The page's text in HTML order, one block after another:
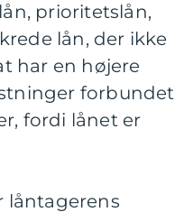
prioritetslån,
lån, der ikke
har en højere
forbundet
fordi lånet er
låntagerens